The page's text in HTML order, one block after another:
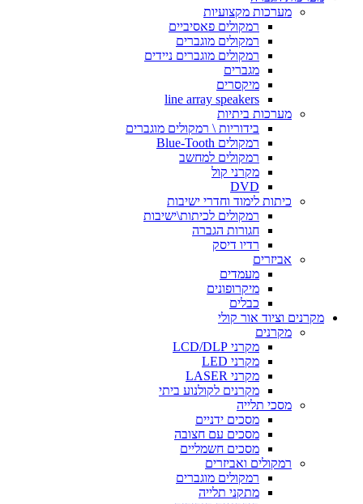
מערכות מקצועיות
רמקולים פאסיביים
רמקולים מוגברים
רמקולים מוגברים ניידים
מגברים
מיקסרים
line array speakers
מערכות ביתיות
בידוריות \ רמקולים מוגברים
רמקולים Blue-Tooth
רמקולים למחשב
מקרני קול
DVD
כיתות לימוד וחדרי ישיבות
רמקולים לכיתות\ישיבות
חגורות הגברה
רדיו דיסק
אביזרים
מעמדים
מיקרופונים
כבלים
מקרנים וציוד אור קולי
מקרנים
מקרני LCD/DLP
מקרני LED
מקרני LASER
מקרנים לקולנוע ביתי
מסכי תלייה
מסכים ידניים
מסכים עם חצובה
מסכים חשמליים
רמקולים ואביזרים
רמקולים מוגברים
מתקני תלייה